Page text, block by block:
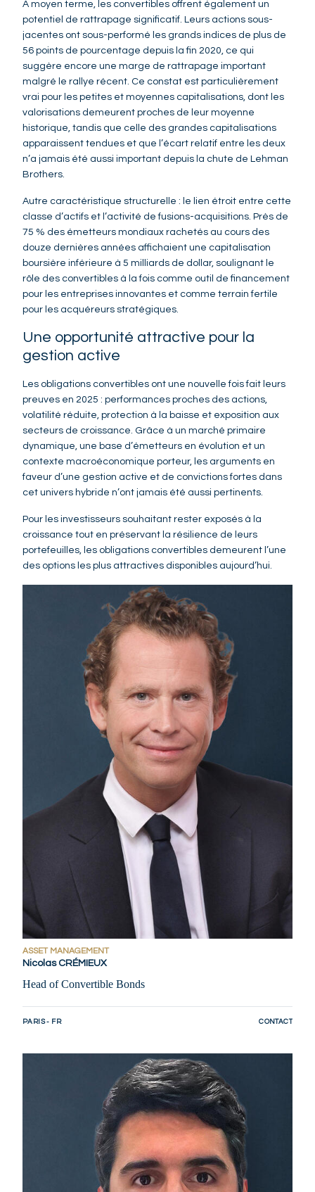
À moyen terme, les convertibles offrent également un
potentiel de rattrapage significatif. Leurs actions sous-
jacentes ont sous-performé les grands indices de plus de
56 points de pourcentage depuis la fin 2020, ce qui
suggère encore une marge de rattrapage important
malgré le rallye récent. Ce constat est particulièrement
vrai pour les petites et moyennes capitalisations, dont les
valorisations demeurent proches de leur moyenne
historique, tandis que celle des grandes capitalisations
apparaissent tendues et que l’écart relatif entre les deux
n’a jamais été aussi important depuis la chute de Lehman
Brothers.
Autre caractéristique structurelle : le lien étroit entre cette
classe d’actifs et l’activité de fusions-acquisitions. Près de
75 % des émetteurs mondiaux rachetés au cours des
douze dernières années affichaient une capitalisation
boursière inférieure à 5 milliards de dollar, soulignant le
rôle des convertibles à la fois comme outil de financement
pour les entreprises innovantes et comme terrain fertile
pour les acquéreurs stratégiques.
Une opportunité attractive pour la
gestion active
Les obligations convertibles ont une nouvelle fois fait leurs
preuves en 2025 : performances proches des actions,
volatilité réduite, protection à la baisse et exposition aux
secteurs de croissance. Grâce à un marché primaire
dynamique, une base d’émetteurs en évolution et un
contexte macroéconomique porteur, les arguments en
faveur d’une gestion active et de convictions fortes dans
cet univers hybride n’ont jamais été aussi pertinents.
Pour les investisseurs souhaitant rester exposés à la
croissance tout en préservant la résilience de leurs
portefeuilles, les obligations convertibles demeurent l’une
des options les plus attractives disponibles aujourd’hui.
ASSET MANAGEMENT
Nicolas CRÉMIEUX
Head of Convertible Bonds
PARIS - FR CONTACT